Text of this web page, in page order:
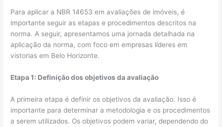
Para aplicar a NBR 14653 em avaliações de imóveis, é
importante seguir as etapas e procedimentos descritos na
norma. A seguir, apresentamos uma jornada detalhada na
aplicação da norma, com foco em empresas líderes em
vistorias em Belo Horizonte.
Etapa 1: Definição dos objetivos da avaliação
A primeira etapa é definir os objetivos da avaliação. Isso é
importante para determinar a metodologia e os procedimentos
a serem utilizados. Os objetivos podem variar, dependendo do